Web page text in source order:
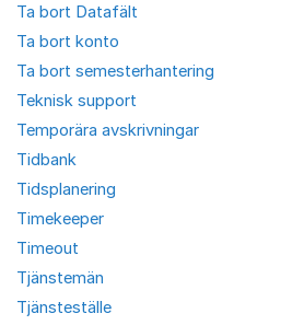
Ta bort Datafält
Ta bort konto
Ta bort semesterhantering
Teknisk support
Temporära avskrivningar
Tidbank
Tidsplanering
Timekeeper
Timeout
Tjänstemän
Tjänsteställe